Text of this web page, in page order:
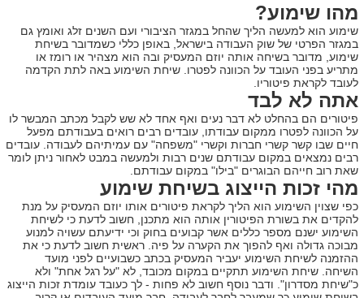
מהו שימוע?
שימוע הוא למעשה הליך שהחל במגזר הציבורי ועם השנים זלג ואומץ גם
במגזר הפרטי של שוק העבודה בישראל, באופן כללי כשמדובר בשיחת
שימוע, מדובר בשיחה אותה יוזם המעסיק ובה הוא מצהיר או רומז או
מתריע בפני העובד על הכוונה לפטרו. שיחת השימוע באה לתת הקדמה
לעובד לקראת פיטוריו.
אתה לא לבד
פיטורים הם בהחלט לא דבר נעים ואף אחד לא שש לקבל מכתב המבשר לו
על הכוונה לפטרו ממקום עבודתו, עובדים רבים רואים בעבודתם מפעל
חיים שבו קשר קשרי חברות וקשרי "משפחה" עם עמיתיהם לעבודה. עובדים
רבים נמצאים במקום עבודתם שנים רבות ולמעשה במבט לאחור ניתן לומר
שאת רוב חייהם הבוגרים "בילו" במקום עבודתם.
מהי זכות הייצוג בשיחת שימוע
כפי שצוין השימוע הוא הליך לקראת פיטורים אותו יוזם המעסיק על מנת
להקדים את בשורת הפיטורין אותה הוא מתכנן, חשוב לדעת כי לשיחת
השימוע ישנם מספר כללים אשר קבועים בחוק וכי ידיעתם עשויה למנוע
מבוכה גדולה ואף להפוך את הקערה על פיה. ראשית חשוב לדעת כי את
ההזמנה לשיחת השימוע יעביר המעסיק בכתב כשבועיים לפני מועד
השיחה. שיחת השימוע תתקיים במקום מכובד, לא "על רגל אחת" ולא
כ"שיחת מסדרון". ודבר נוסף חשוב לא פחות - לך כעובד עומדת זכות הייצוג